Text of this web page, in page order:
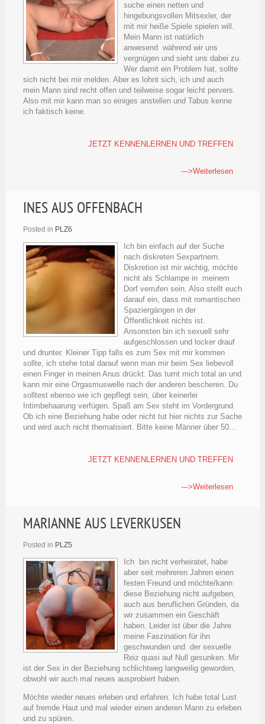
suche einen netten und
hingebungsvollen Mitsexler, der
mit mir heiße Spiele spielen will.
Mein Mann ist natürlich
anwesend während wir uns
vergnügen und sieht uns dabei zu.
Wer damit ein Problem hat, sollte
sich nicht bei mir melden. Aber es lohnt sich, ich und auch
mein Mann sind recht offen und teilweise sogar leicht pervers.
Also mit mir kann man so einiges anstellen und Tabus kenne
ich faktisch keine.
JETZT KENNENLERNEN UND TREFFEN
--->Weiterlesen
INES AUS OFFENBACH
Posted in PLZ6
Ich bin einfach auf der Suche
nach diskreten Sexpartnern.
Diskretion ist mir wichtig, möchte
nicht als Schlampe in meinem
Dorf verrufen sein. Also stellt euch
darauf ein, dass mit romantischen
Spaziergängen in der
Öffentlichkeit nichts ist.
Ansonsten bin ich sexuell sehr
aufgeschlossen und locker drauf
und drunter. Kleiner Tipp falls es zum Sex mit mir kommen
sollte, ich stehe total darauf wenn man mir beim Sex liebevoll
einen Finger in meinen Anus drückt. Das turnt mich total an und
kann mir eine Orgasmuswelle nach der anderen bescheren. Du
solltest ebenso wie ich gepflegt sein, über keinerlei
Intimbehaarung verfügen. Spaß am Sex steht im Vordergrund.
Ob ich eine Beziehung habe oder nicht tut hier nichts zur Sache
und wird auch nicht thematisiert. Bitte keine Männer über 50...
JETZT KENNENLERNEN UND TREFFEN
--->Weiterlesen
MARIANNE AUS LEVERKUSEN
Posted in PLZ5
Ich bin nicht verheiratet, habe
aber seit mehreren Jahren einen
festen Freund und möchte/kann
diese Beziehung nicht aufgeben,
auch aus beruflichen Gründen, da
wir zusammen ein Geschäft
haben. Leider ist über die Jahre
meine Faszination für ihn
geschwunden und der sexuelle
Reiz quasi auf Null gesunken. Mir
ist der Sex in der Beziehung schlichtweg langweilig geworden,
obwohl wir auch mal neues ausprobiert haben.
Möchte wieder neues erleben und erfahren. Ich habe total Lust
auf fremde Haut und mal wieder einen anderen Mann zu erleben
und zu spüren.